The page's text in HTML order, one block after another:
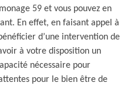
59 et vous pouvez en
En effet, en faisant appel à
d’une intervention de
à votre disposition un
nécessaire pour
pour le bien être de